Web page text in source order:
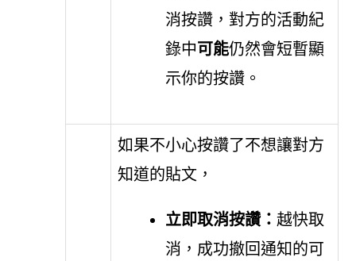
消按讚，對方的活動紀
錄中可能仍然會短暫顯
示你的按讚。
如果不小心按讚了不想讓對方
知道的貼文，
立即取消按讚： 越快取
消，成功撤回通知的可